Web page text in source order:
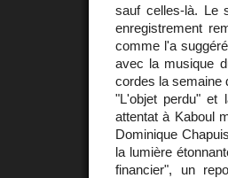
sauf celles-là. Le
enregistrement
comme l'a suggéré
avec la musique
cordes la semaine
"L'objet perdu" et
attentat à Kaboul
Dominique
la lumière
financier", un